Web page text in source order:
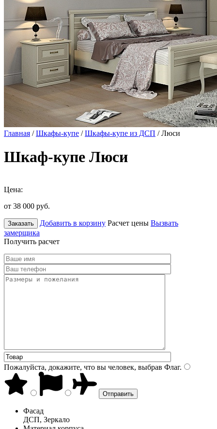
Главная /Шкафы-купе /Шкафы-купе из ДСП / Люси
Шкаф-купе Люси
Цена:
от 38 000 руб.
Заказать Добавить в корзину Расчет цены Вызвать
замерщика
Получить расчет
Пожалуйста, докажите, что вы человек, выбрав Флаг.
Фасад
ДСП, Зеркало